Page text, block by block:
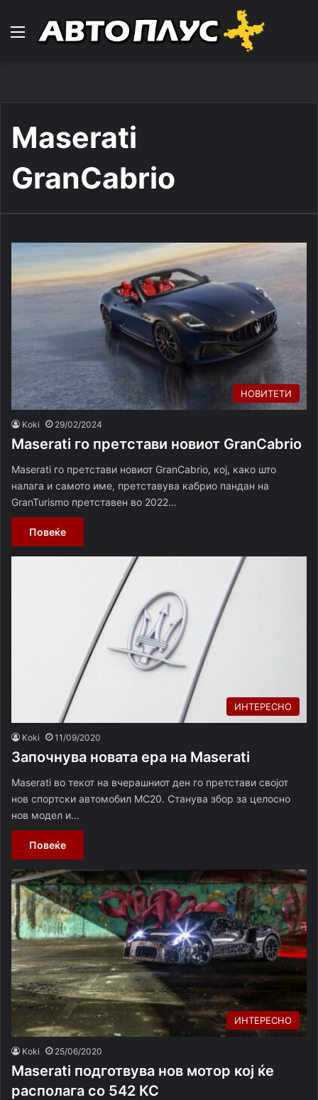
Навигација
Maserati
GranCabrio
НОВИТЕТИ
Koki 29/02/2024
Maserati го претстави новиот GranCabrio
Maserati го претстави новиот GranCabrio, кој, како што
налага и самото име, претставува кабрио пандан на
GranTurismo претставен во 2022…
Повеќе
ИНТЕРЕСНО
Koki 11/09/2020
Започнува новата ера на Maserati
Maserati во текот на вчерашниот ден го претстави својот
нов спортски автомобил MC20. Станува збор за целосно
нов модел и…
Повеќе
ИНТЕРЕСНО
Koki 25/06/2020
Maserati подготвува нов мотор кој ќе
располага со 542 КС